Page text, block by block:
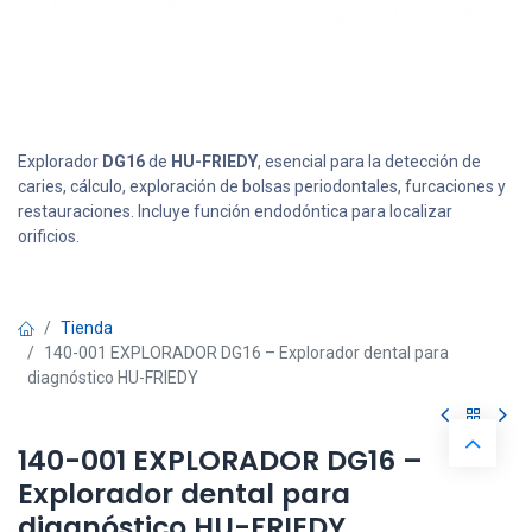
Explorador DG16de HU-FRIEDY, esencial para la detección de
caries, cálculo, exploración de bolsas periodontales, furcaciones y
restauraciones. Incluye función endodóntica para localizar
orificios.
Tienda
140-001 EXPLORADOR DG16 – Explorador dental para
diagnóstico HU-FRIEDY
140-001 EXPLORADOR DG16 –
Explorador dental para